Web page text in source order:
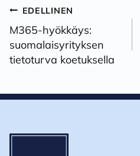
Artikkelien
selaus
EDELLINEN
M365-hyökkäys:
suomalaisyrityksen
tietoturva koetuksella